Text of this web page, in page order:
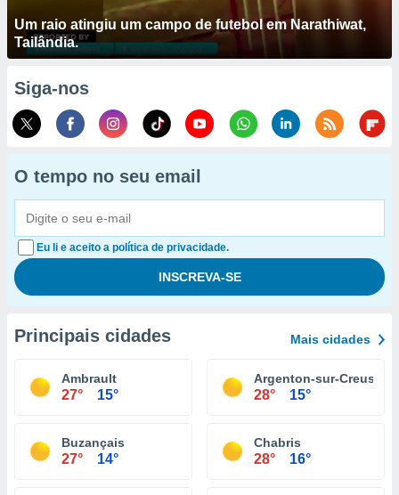
Um raio atingiu um campo de futebol em Narathiwat,
Tailândia.
Siga-nos
O tempo no seu email
Eu li e aceito a política de privacidade.
Principais cidades Mais cidades
Ambrault
27° 15°
Argenton-sur-Creuse
28° 15°
Buzançais
27° 14°
Chabris
28° 16°